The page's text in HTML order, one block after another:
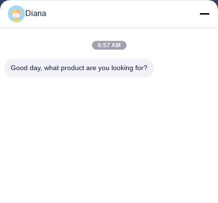
Aperçu
Produits
A Propos De Nous
Diana
6:57 AM
Good day, what product are you looking for?